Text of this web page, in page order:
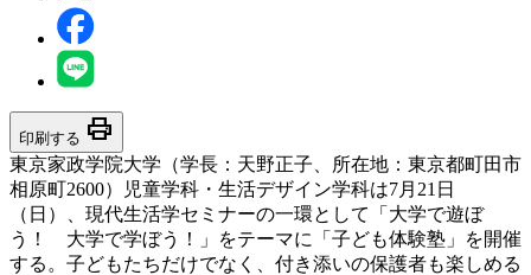
印刷する print
東京家政学院大学（学長：天野正子、所在地：東京都町田市
相原町2600）児童学科・生活デザイン学科は7月21日
（日）、現代生活学セミナーの一環として「大学で遊ぼ
う！ 大学で学ぼう！」をテーマに「子ども体験塾」を開催
する。子どもたちだけでなく、付き添いの保護者も楽しめる